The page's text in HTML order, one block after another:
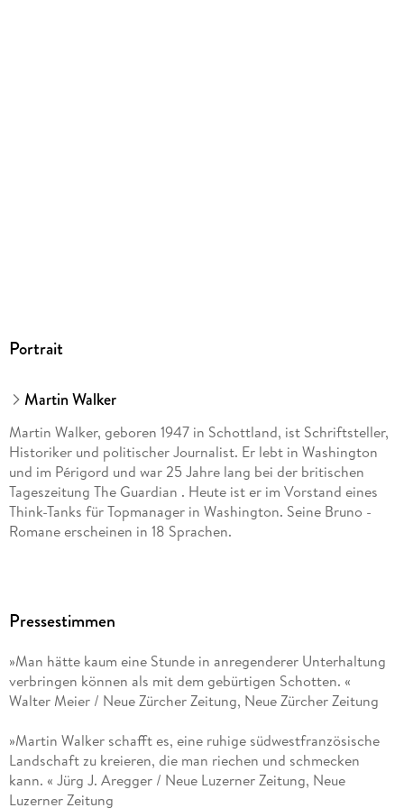
Portrait
Martin Walker
Martin Walker, geboren 1947 in Schottland, ist Schriftsteller,
Historiker und politischer Journalist. Er lebt in Washington
und im Périgord und war 25 Jahre lang bei der britischen
Tageszeitung The Guardian . Heute ist er im Vorstand eines
Think-Tanks für Topmanager in Washington. Seine Bruno -
Romane erscheinen in 18 Sprachen.
Pressestimmen
»Man hätte kaum eine Stunde in anregenderer Unterhaltung
verbringen können als mit dem gebürtigen Schotten. «
Walter Meier / Neue Zürcher Zeitung, Neue Zürcher Zeitung
»Martin Walker schafft es, eine ruhige südwestfranzösische
Landschaft zu kreieren, die man riechen und schmecken
kann. « Jürg J. Aregger / Neue Luzerner Zeitung, Neue
Luzerner Zeitung